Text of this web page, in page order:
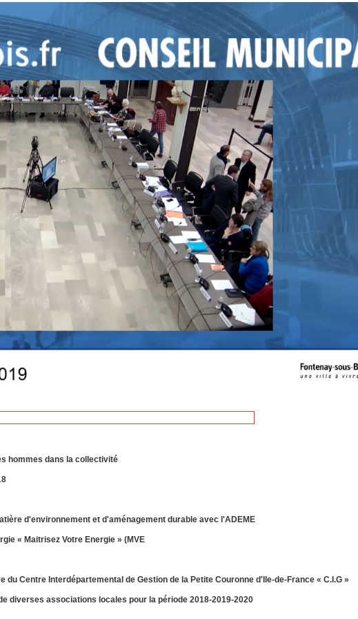
hommes dans la collectivité
d'environnement et d'aménagement durable avec l'ADEME
« Maitrisez Votre Energie » (MVE
Centre Interdépartemental de Gestion de la Petite Couronne d'Ile-de-France « C.I.G »
diverses associations locales pour la période 2018-2019-2020